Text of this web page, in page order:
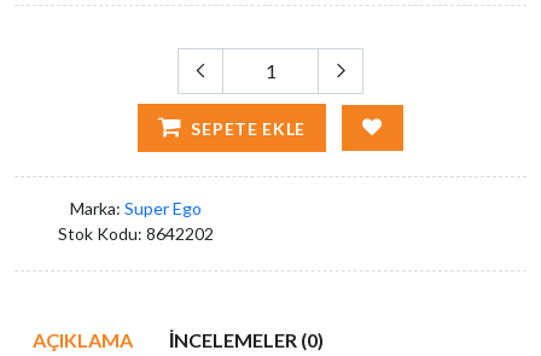
SEPETE EKLE
Marka: Super Ego
Stok Kodu: 8642202
AÇIKLAMA İNCELEMELER (0)